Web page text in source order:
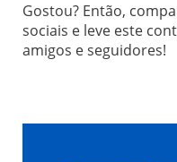
Gostou? Então,
sociais e leve este
amigos e seguidores!